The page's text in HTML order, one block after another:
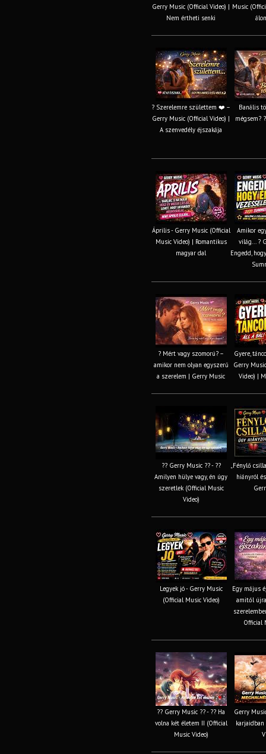
Gerry Music (Official Video) |
Nem értheti senki
Music
? Szerelemre születtem ❤️ –
Gerry Music (Official Video) |
A szenvedély éjszakája
Banális
mégsem?
Április - Gerry Music (Official
Music Video) | Romantikus
magyar dal
Amikor
világ... ?
Engedd,
? Mért vagy szomorú? –
amikor nem olyan egyszerű
a szerelem | Gerry Music
Gyere,
Gerry
Video) |
?? Gerry Music ?? - ??
Amilyen hülye vagy, én úgy
szeretlek (Official Music
Video)
„Fénylő
hiányról
Legyek jó - Gerry Music
(Official Music Video)
Egy május
amitől
Official
?? Gerry Music ?? - ?? Ha
volna két életem II (Official
Music Video)
Gerry